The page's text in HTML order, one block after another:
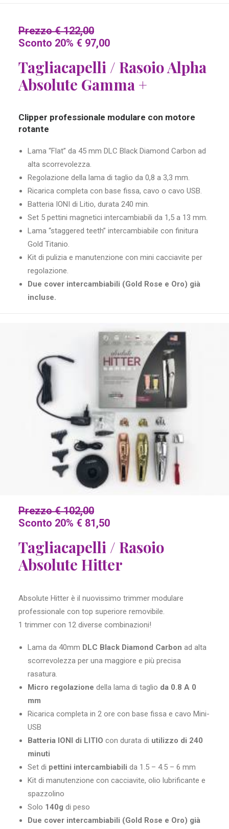
Tagliacapelli / Rasoio Alpha
Absolute Gamma +
Prezzo € 122,00
Sconto 20% € 97,00
Clipper professionale modulare con motore
rotante
Lama “Flat” da 45 mm DLC Black Diamond Carbon ad
alta scorrevolezza.
Regolazione della lama di taglio da 0,8 a 3,3 mm.
Ricarica completa con base fissa, cavo o cavo USB.
Batteria IONI di Litio, durata 240 min.
Set 5 pettini magnetici intercambiabili da 1,5 a 13 mm.
Lama “staggered teeth” intercambiabile con finitura
Gold Titanio.
Kit di pulizia e manutenzione con mini cacciavite per
regolazione.
Due cover intercambiabili (Gold Rose e Oro) già
incluse.
Tagliacapelli / Rasoio
Absolute Hitter
Prezzo € 102,00
Sconto 20% € 81,50
Absolute Hitter è il nuovissimo trimmer modulare
professionale con top superiore removibile.
1 trimmer con 12 diverse combinazioni!
Lama da 40mm DLC Black Diamond Carbon ad alta
scorrevolezza per una maggiore e più precisa
rasatura.
Micro regolazione della lama di taglio da 0.8 A 0
mm
Ricarica completa in 2 ore con base fissa e cavo Mini-
USB
Batteria IONI di LITIO con durata di utilizzo di 240
minuti
Set di pettini intercambiabili da 1.5 – 4.5 – 6 mm
Kit di manutenzione con cacciavite, olio lubrificante e
spazzolino
Solo 140g di peso
Due cover intercambiabili (Gold Rose e Oro) già